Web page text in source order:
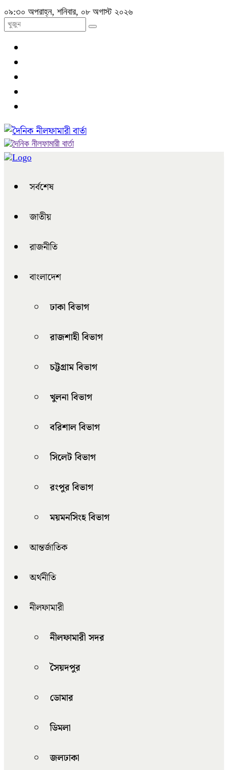
০৯:৩০ অপরাহ্ন, শনিবার, ০৮ অগাস্ট ২০২৬
সর্বশেষ
জাতীয়
রাজনীতি
বাংলাদেশ
ঢাকা বিভাগ
রাজশাহী বিভাগ
চট্টগ্রাম বিভাগ
খুলনা বিভাগ
বরিশাল বিভাগ
সিলেট বিভাগ
রংপুর বিভাগ
ময়মনসিংহ বিভাগ
আন্তর্জাতিক
অর্থনীতি
নীলফামারী
নীলফামারী সদর
সৈয়দপুর
ডোমার
ডিমলা
জলঢাকা